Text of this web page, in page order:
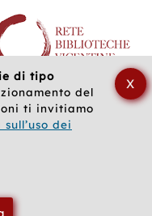
di tipo
del
ti invitiamo
dei
X